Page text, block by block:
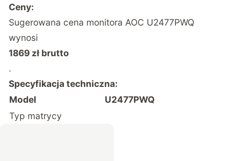
Ceny:
Sugerowana cena monitora AOC U2477PWQ
wynosi
1869 zł brutto
.
Specyfikacja techniczna:
Model
U2477PWQ
Typ matrycy